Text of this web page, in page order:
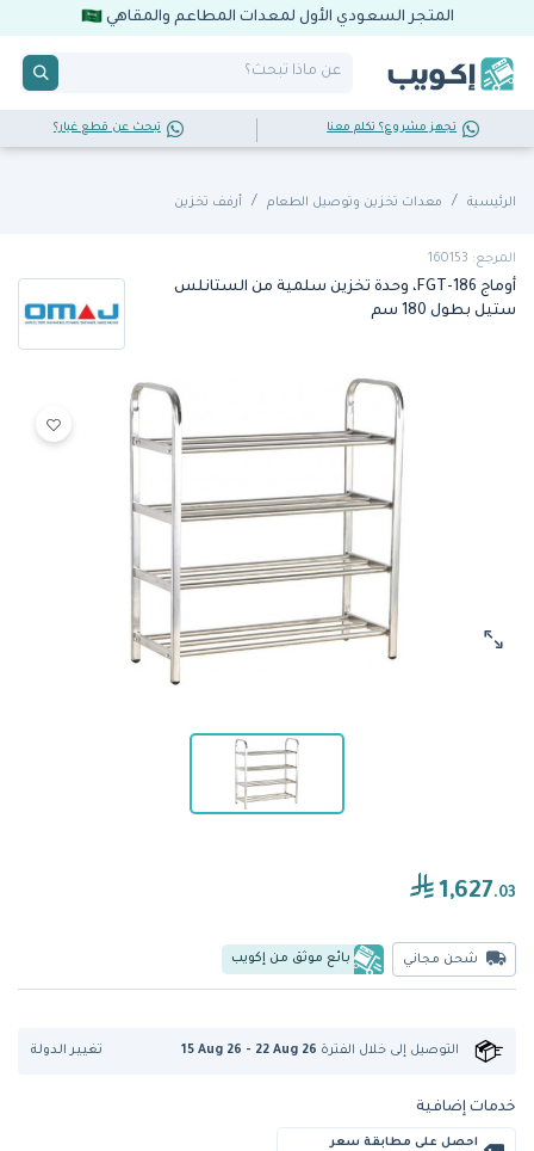
المتجر السعودي الأول لمعدات المطاعم والمقاهي
تجهز مشروع؟ تكلم معنا تبحث عن قطع غيار؟
الرئيسية معدات تخزين وتوصيل الطعام أرفف تخزين
المرجع: 160153
أوماج FGT-186، وحدة تخزين سلمية من الستانلس
ستيل بطول 180 سم
1,627.03
شحن مجاني بائع موثق من إكويب
التوصيل إلى خلال الفترة 15 Aug 26 - 22 Aug 26 تغيير الدولة
خدمات إضافية
احصل على مطابقة سعر